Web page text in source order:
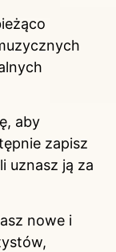
aby
zapisz
uznasz ją za
nowe i